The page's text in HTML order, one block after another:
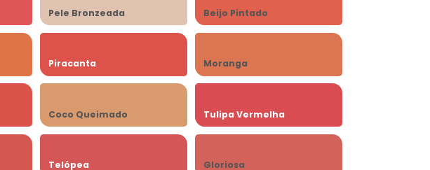
Pele Bronzeada Beijo Pintado
Piracanta Moranga
Coco Queimado Tulipa Vermelha
Telópea Gloriosa